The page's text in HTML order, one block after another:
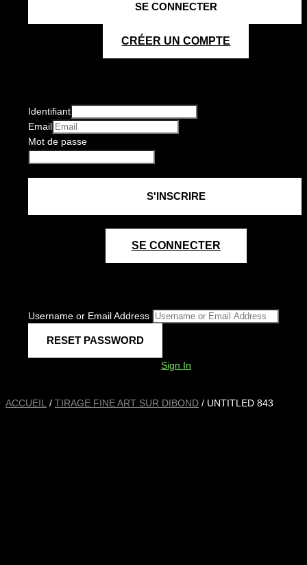
CRÉER UN COMPTE
Identifiant
Email
Mot de passe
SE CONNECTER
Username or Email Address
Sign In
ACCUEIL / TIRAGE FINE ART SUR DIBOND / UNTITLED 843